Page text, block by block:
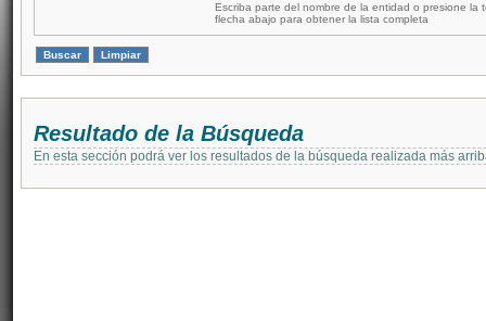
Escriba parte del nombre de la entidad o presione la
flecha abajo para obtener la lista completa
Resultado de la Búsqueda
En esta sección podrá ver los resultados de la búsqueda realizada más